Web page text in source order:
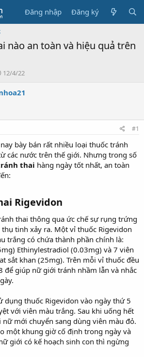
Đăng nhập Đăng ký
nào an toàn và hiệu quả trên
N
à
12/4/22
#1
bày bán rất nhiều loại thuốc tránh
các nước trên thế giới. Nhưng trong số
thai hàng ngày tốt nhất, an toàn
Rigevidon​
thai thông qua ức chế sự rụng trứng
tinh xảy ra. Một vỉ thuốc Rigevidon
trắng có chứa thành phần chính là:
Ethinylestradiol (0.03mg) và 7 viên
sắt khan (25mg). Trên mỗi vỉ thuốc đều
để giúp nữ giới tránh nhầm lẫn và nhắc
dụng thuốc Rigevidon vào ngày thứ 5
với viên màu trắng. Sau khi uống hết
mới chuyển sang dùng viên màu đỏ.
một khung giờ cố định trong ngày và
giới có kế hoạch sinh con thì ngừng